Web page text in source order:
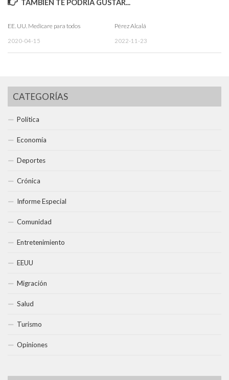
TAMBIÉN TE PODRÍA GUSTAR...
EE. UU. Medicare para todos
2020-04-15
Pérez Alcalá
2022-11-23
CATEGORÍAS
Política
Economía
Deportes
Crónica
Informe Especial
Comunidad
Entretenimiento
EEUU
Migración
Salud
Turismo
Opiniones